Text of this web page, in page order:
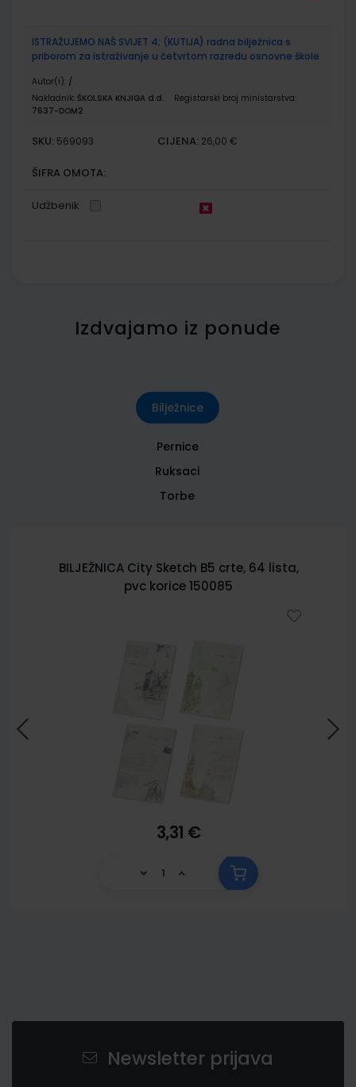
ISTRAŽUJEMO NAŠ SVIJET 4; (KUTIJA) radna bilježnica s
priborom za istraživanje u četvrtom razredu osnovne škole
Autor(i): /
Nakladnik: ŠKOLSKA KNJIGA d.d.
Registarski broj ministarstva:
7637-DOM2
SKU: 569093 CIJENA: 26,00 €
ŠIFRA OMOTA:
Udžbenik
Izdvajamo iz ponude
Bilježnice
Pernice
Ruksaci
Torbe
BILJEŽNICA City Sketch B5 crte, 64 lista,
pvc korice 150085
3,31 €
Newsletter prijava